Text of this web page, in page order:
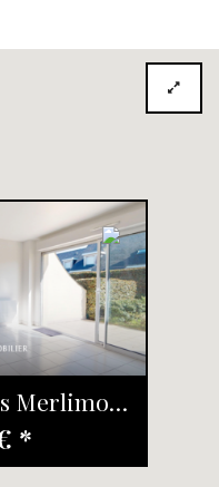
Maison 2 chambres Merlimont Plage
*